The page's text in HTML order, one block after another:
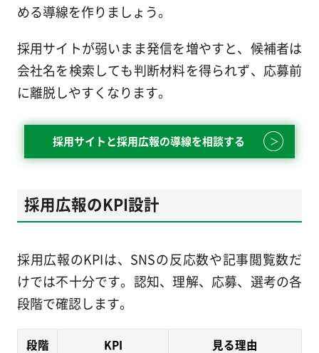
める導線を作りましょう。
採用サイトが弱いまま発信を増やすと、候補者は
会社名を検索しても判断材料を得られず、応募前
に離脱しやすくなります。
採用サイトと採用広報の導線を相談する
採用広報のKPI設計
採用広報のKPIは、SNSの反応数や記事閲覧数だ
けでは不十分です。認知、理解、応募、選考の各
段階で確認します。
段階 KPI 見る理由